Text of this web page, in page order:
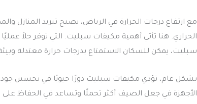
مع ارتفاع درجات الحرارة في الرياض، يصبح تبريد
الحراري. هنا تأتي أهمية مكيفات سبليت. التي توفر حلاً
سبليت، يمكن للسكان الاستمتاع بدرجات حرارة معتدلة وبيئة
بشكل عام، تؤدي مكيفات سبليت دورًا حيويًا في تحسين
الأجهزة في جعل الصيف أكثر تحملًا وتساعد في الحفاظ